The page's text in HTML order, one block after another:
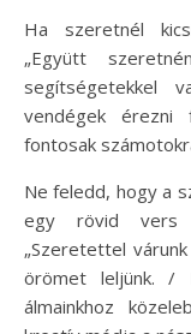
Ha szeretnél
„Együtt
segítségetekkel
vendégek érezni
fontosak
Ne feledd, hogy a
egy rövid vers
„Szeretettel
örömet leljünk. /
álmainkhoz